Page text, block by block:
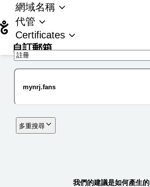
網域名稱
代管
Certificates
自訂郵箱
多重搜尋
我們的建議是如何產生的